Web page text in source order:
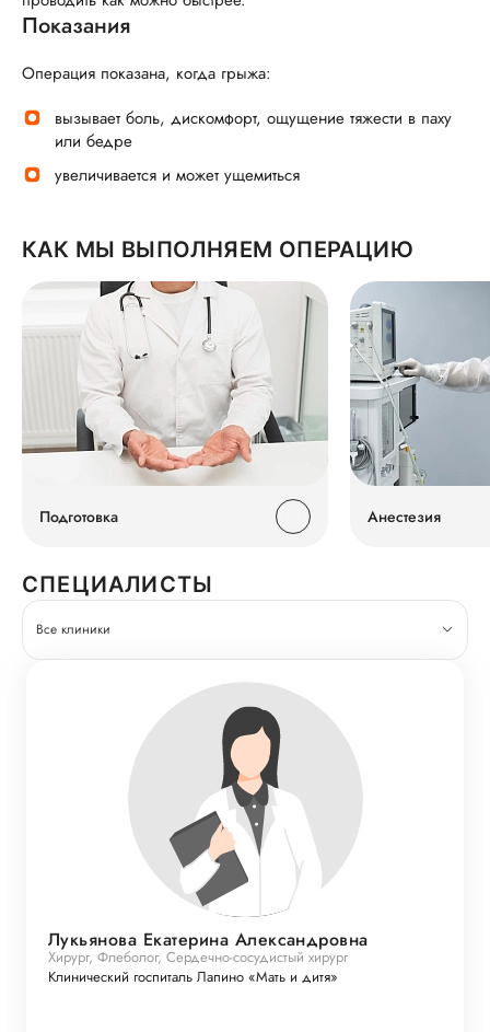
Показания
Операция показана, когда грыжа:
вызывает боль, дискомфорт, ощущение тяжести в паху
или бедре
увеличивается и может ущемиться
КАК МЫ ВЫПОЛНЯЕМ ОПЕРАЦИЮ
Подготовка Анестезия
СПЕЦИАЛИСТЫ
Все клиники
Лукьянова Екатерина Александровна
Хирург, Флеболог, Сердечно-сосудистый хирург
Клинический госпиталь Лапино «Мать и дитя»